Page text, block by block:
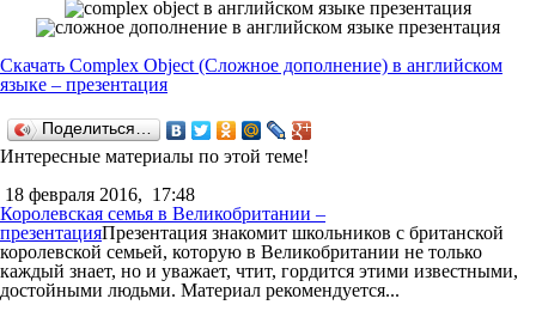
Скачать Complex Object (Сложное дополнение) в английском
языке – презентация
Поделиться…
Интересные материалы по этой теме!
18 февраля 2016, 17:48
Королевская семья в Великобритании –
презентацияПрезентация знакомит школьников с британской
королевской семьей, которую в Великобритании не только
каждый знает, но и уважает, чтит, гордится этими известными,
достойными людьми. Материал рекомендуется...